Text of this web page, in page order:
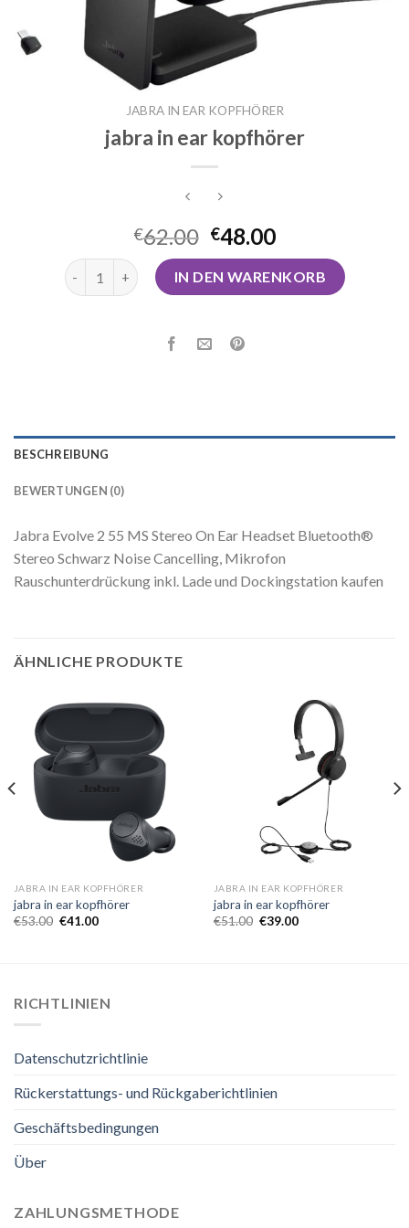
JABRA IN EAR KOPFHÖRER
jabra in ear kopfhörer
€62.00 €48.00
jabra in ear kopfhörer MengeIN DEN WARENKORB
BESCHREIBUNG
BEWERTUNGEN (0)
Jabra Evolve 2 55 MS Stereo On Ear Headset Bluetooth®
Stereo Schwarz Noise Cancelling, Mikrofon
Rauschunterdrückung inkl. Lade und Dockingstation kaufen
ÄHNLICHE PRODUKTE
JABRA IN EAR KOPFHÖRER
jabra in ear kopfhörer
€53.00 €41.00
JABRA IN EAR KOPFHÖRER
jabra in ear kopfhörer
€51.00 €39.00
RICHTLINIEN
Datenschutzrichtlinie
Rückerstattungs- und Rückgaberichtlinien
Geschäftsbedingungen
Über
ZAHLUNGSMETHODE